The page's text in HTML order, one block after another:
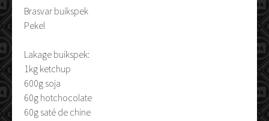
Brasvar buikspek
Pekel
Lakage buikspek:
1kg ketchup
600g soja
60g hotchocolate
60g saté de chine